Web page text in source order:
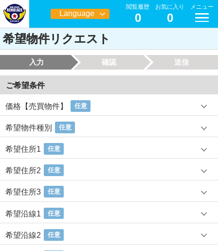
Language
日本語
閲覧履歴
0
お気に入り
0
メニュー
希望物件リクエスト
入力 確認 送信
ご希望条件
価格【売買物件】 任意
希望物件種別 任意
希望住所1 任意
希望住所2 任意
希望住所3 任意
希望沿線1 任意
希望沿線2 任意